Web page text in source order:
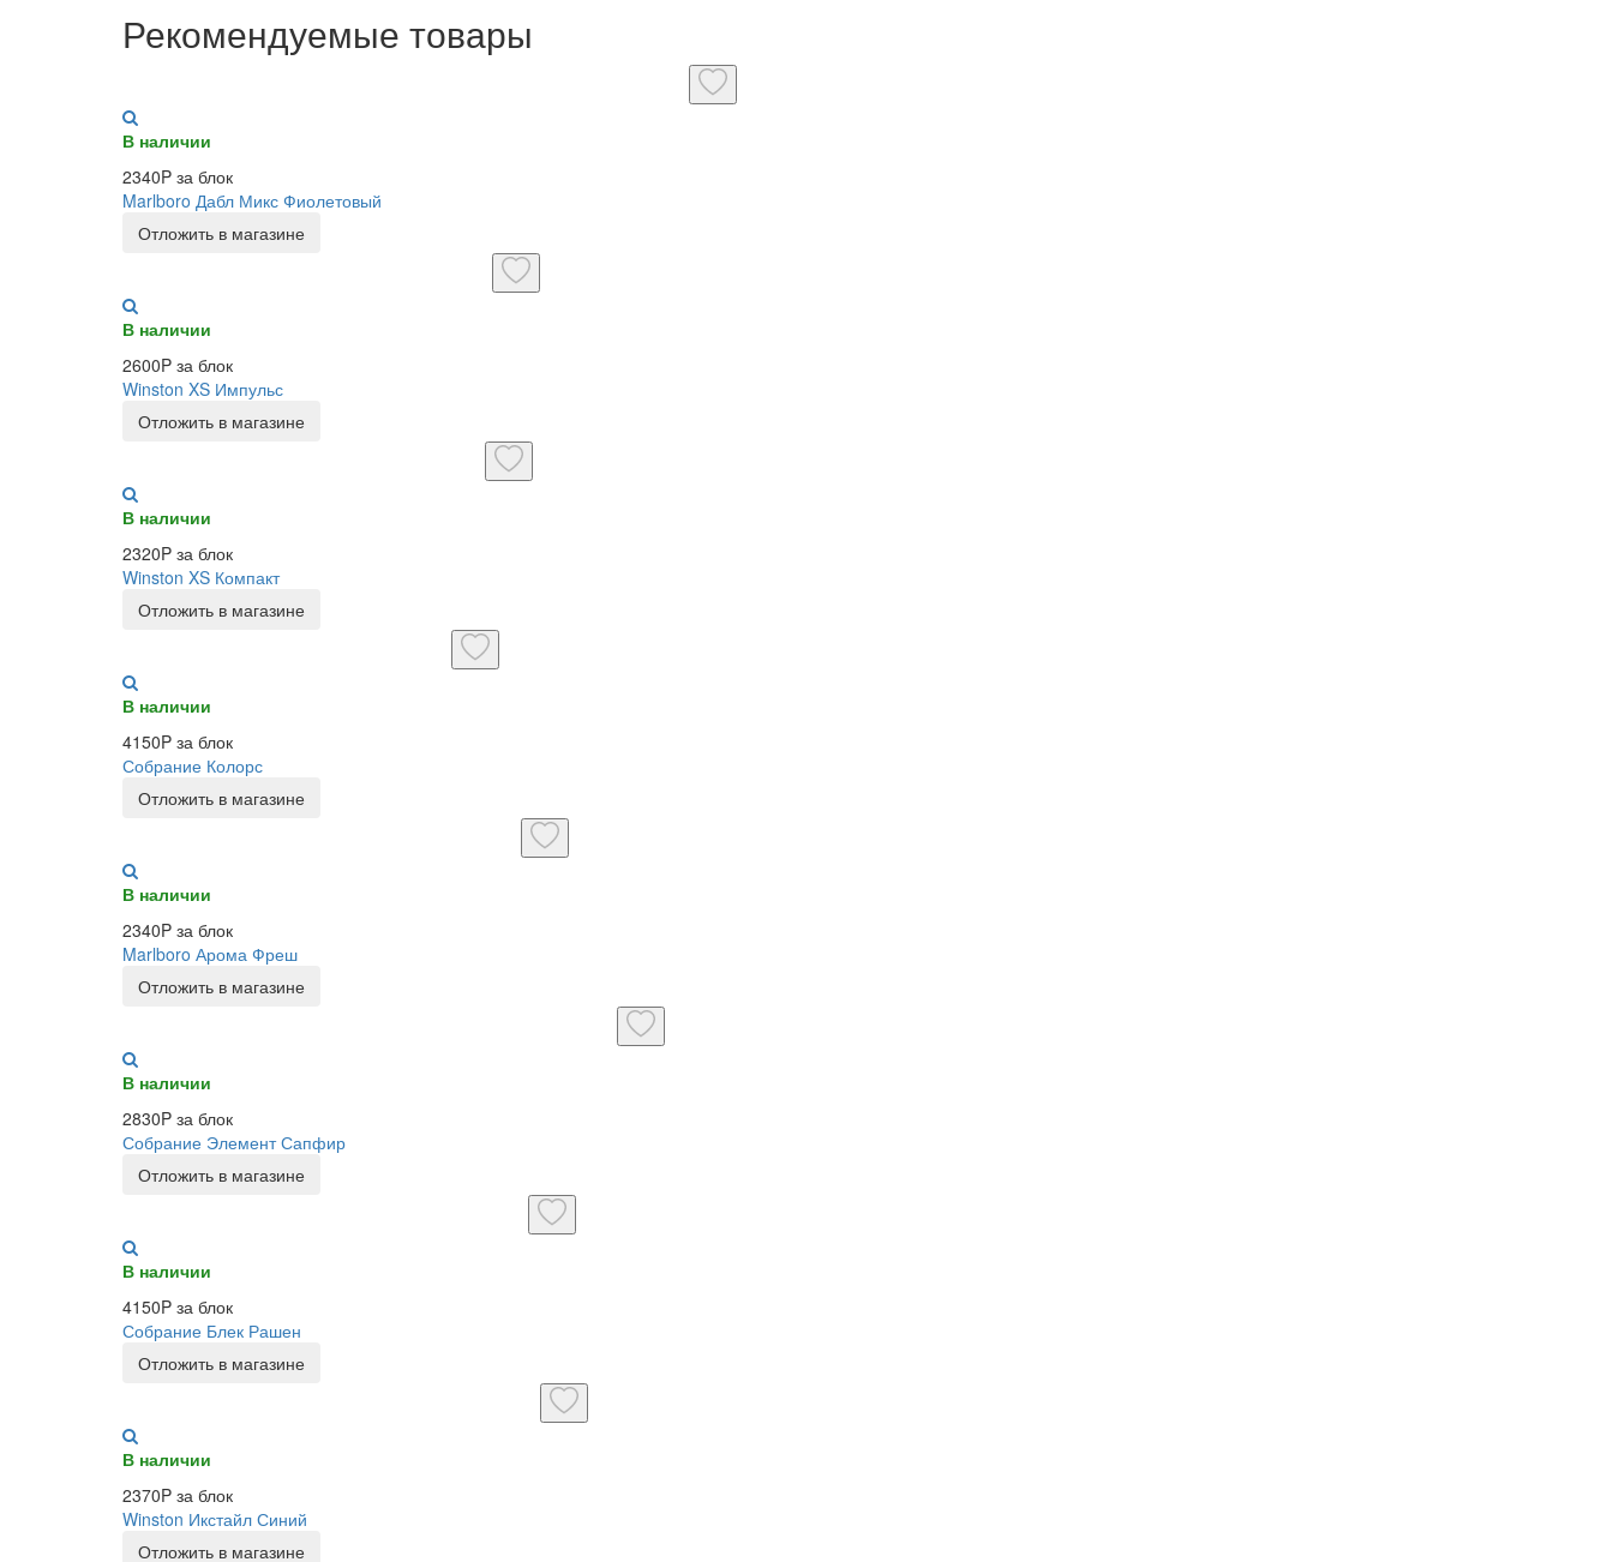
Рекомендуемые товары
В наличии
2340P за блок
Marlboro Дабл Микс Фиолетовый
Отложить в магазине
В наличии
2600P за блок
Winston XS Импульс
Отложить в магазине
В наличии
2320P за блок
Winston XS Компакт
Отложить в магазине
В наличии
4150P за блок
Собрание Колорс
Отложить в магазине
В наличии
2340P за блок
Marlboro Арома Фреш
Отложить в магазине
В наличии
2830P за блок
Собрание Элемент Сапфир
Отложить в магазине
В наличии
4150P за блок
Собрание Блек Рашен
Отложить в магазине
В наличии
2370P за блок
Winston Икстайл Синий
Отложить в магазине